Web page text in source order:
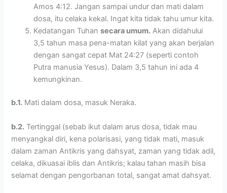
Amos 4:12. Jangan sampai undur dan mati dalam
dosa, itu celaka kekal. Ingat kita tidak tahu umur kita.
Kedatangan Tuhansecara umum. Akan didahului
3,5 tahun masa pena-matan kilat yang akan berjalan
dengan sangat cepat Mat 24:27 (seperti contoh
Putra manusia Yesus). Dalam 3,5 tahun ini ada 4
kemungkinan.
b.1. Mati dalam dosa, masuk Neraka.
b.2. Tertinggal (sebab ikut dalam arus dosa, tidak mau
menyangkal diri, kena polarisasi, yang tidak mati, masuk
dalam zaman Antikris yang dahsyat, zaman yang tidak adil,
celaka, dikuasai iblis dan Antikris; kalau tahan masih bisa
selamat dengan pengorbanan total, sangat amat dahsyat.